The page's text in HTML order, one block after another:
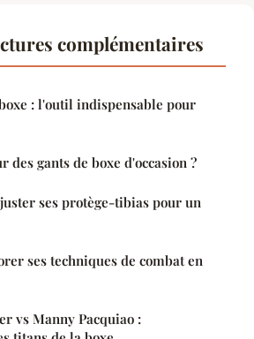
complémentaires
: l'outil indispensable pour
des gants de boxe d'occasion ?
ses protège-tibias pour un
ses techniques de combat en
vs Manny Pacquiao :